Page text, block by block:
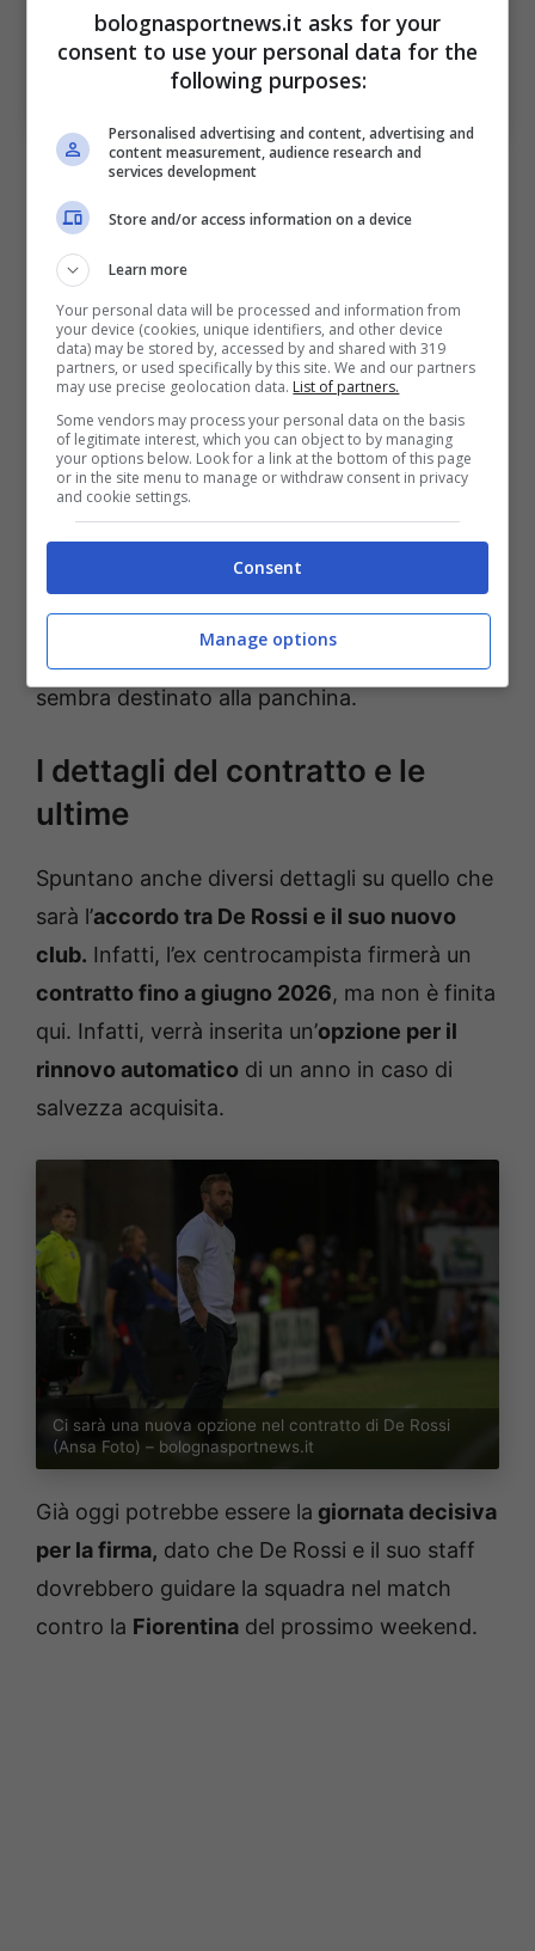
Criscito guiderà comunque l’allenamento di oggi (Ansa
Infatti, la vittoria contro il
minuto era servita a smuovere la classifica e a
parecchio. Le bandiere del club condurranno
anche l’allenamento di oggi, ma si sapeva già
da tempo che il loro era un incarico ad
interim.
Nelle ultime ore, come riporta Tmw, la scelta
è stata presa e porta al nome di
Rossi.L’ex Roma è pronto a un altro incarico
dei giallorossi. Ha battuto laconcorrenza di
Paolo Vanoli
sembra destinato alla panchina.
I dettagli del contratto e le
ultime
Spuntano anche diversi dettagli su quello che
sarà l’accordo tra De Rossi e il suo nuovo
club. Infatti, l’ex centrocampista firmerà un
contratto fino a giugno 2026, ma non è finita
qui. Infatti, verrà inserita un’opzione per il
rinnovo automatico di un anno in caso di
salvezza acquisita.
Ci sarà una nuova opzione nel contratto di De Rossi
(Ansa Foto) – bolognasportnews.it
Già oggi potrebbe essere la giornata decisiva
per la firma, dato che De Rossi e il suo staff
dovrebbero guidare la squadra nel match
contro la Fiorentina del prossimo weekend.
bolognasportnews.it asks for your
consent to use your personal data for the
following purposes:
Personalised advertising and content, advertising and
content measurement, audience research and
services development
Store and/or access information on a device
Learn more
Your personal data will be processed and information from
your device (cookies, unique identifiers, and other device
data) may be stored by, accessed by and shared with 319
partners, or used specifically by this site. We and our partners
may use precise geolocation data. List of partners.
Some vendors may process your personal data on the basis
of legitimate interest, which you can object to by managing
your options below. Look for a link at the bottom of this page
or in the site menu to manage or withdraw consent in privacy
and cookie settings.
Consent
Manage options